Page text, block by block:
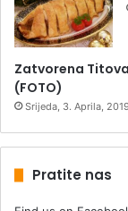
Zatvorena
(FOTO)
Srijeda, 3. Aprila,
Pratite nas